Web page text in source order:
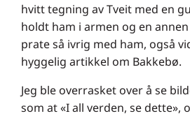
hvitt tegning av Tveit med en
holdt ham i armen og en
prate så ivrig med ham, også
hyggelig artikkel om Bakkebø.
Jeg ble overrasket over å se
som at «I all verden, se dette»,